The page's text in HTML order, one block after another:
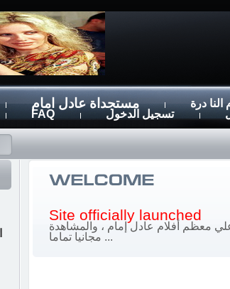
مستجداة عادل امام النا درة
FAQ
تسجيل الدخول
Site officially launched
معظم أفلام عادل إمام ، والمشاهدة
مجانيا تماما ...